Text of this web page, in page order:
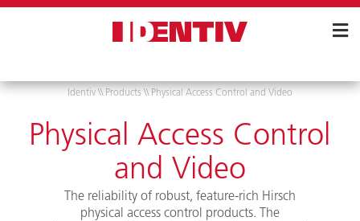
Identiv\\ Products \\ Physical Access Control and Video
Physical Access Control
and Video
The reliability of robust, feature-rich Hirsch
physical access control products. The